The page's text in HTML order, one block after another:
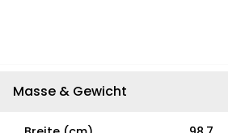
Masse & Gewicht